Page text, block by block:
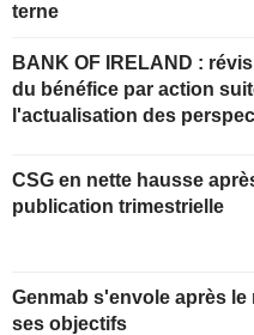
terne
BANK OF IRELAND : révision à la hausse
du bénéfice par action
l'actualisation des
CSG en nette hausse
publication trimestrielle
Genmab s'envole après le
ses objectifs